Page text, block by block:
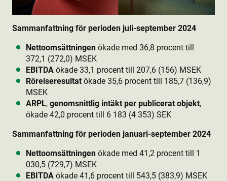
Sammanfattning för perioden juli-september 2024
Nettoomsättningen ökade med 36,8 procent till
372,1 (272,0) MSEK
EBITDA ökade 33,1 procent till 207,6 (156) MSEK
Rörelseresultat ökade 35,6 procent till 185,7 (136,9)
MSEK
ARPL, genomsnittlig intäkt per publicerat objekt,
ökade 42,0 procent till 6 183 (4 353) SEK
Sammanfattning för perioden januari-september 2024
Nettoomsättningen ökade med 41,2 procent till 1
030,5 (729,7) MSEK
EBITDA ökade 41,6 procent till 543,5 (383,9) MSEK